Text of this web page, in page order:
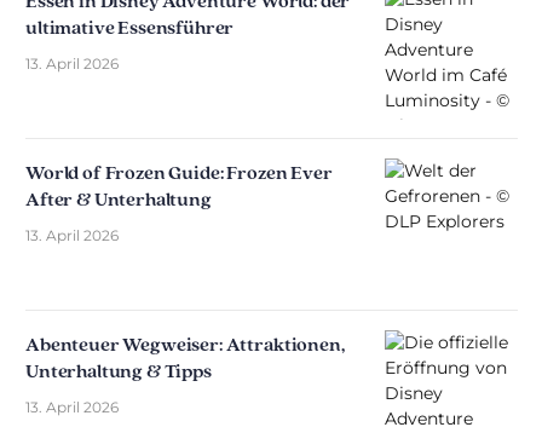
ultimative Essensführer
13. April 2026
World of Frozen Guide: Frozen Ever
After & Unterhaltung
13. April 2026
Abenteuer Wegweiser: Attraktionen,
Unterhaltung & Tipps
13. April 2026